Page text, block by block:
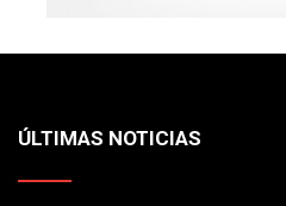
ÚLTIMAS NOTICIAS